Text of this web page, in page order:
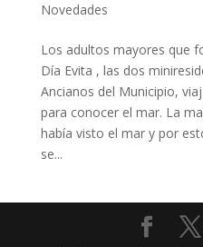
Novedades
Los adultos mayores que
Día Evita , las dos
Ancianos del Municipio,
para conocer el mar. La
había visto el mar y por
se...